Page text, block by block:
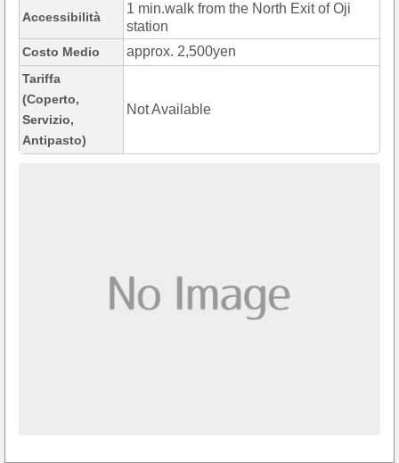
Accessibilità
1 min.walk from the North Exit of Oji
station
Costo Medio approx. 2,500yen
Tariffa
(Coperto,
Servizio,
Antipasto)
Not Available